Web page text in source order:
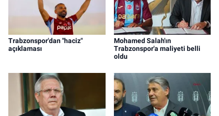
Trabzonspor'dan "haciz"
açıklaması
Mohamed Salah'ın
Trabzonspor'a maliyeti belli
oldu